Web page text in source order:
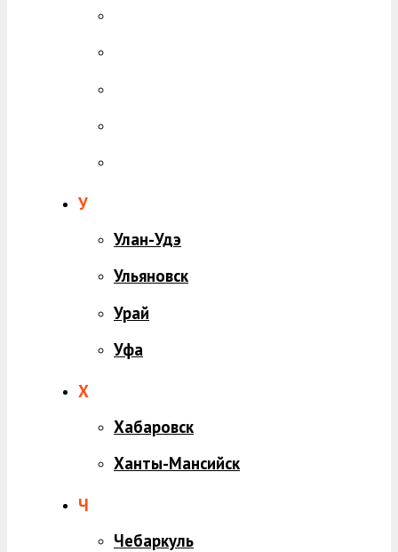
У
Улан-Удэ
Ульяновск
Урай
Уфа
Х
Хабаровск
Ханты-Мансийск
Ч
Чебаркуль